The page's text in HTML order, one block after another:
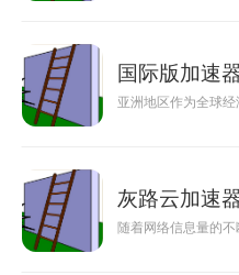
国际版加速
亚洲地区作为全球
灰路云加速
随着网络信息量的